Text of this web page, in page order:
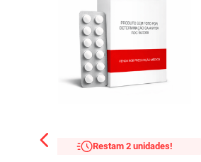
Restam 2 unidades!